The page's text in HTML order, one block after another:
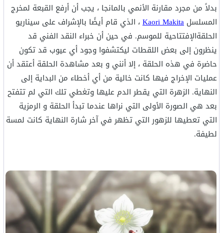
بدلاً من مجرد مقارنة الأنمي بالمانجا ، يجب أن أرفع القبعة لمخرج
المسلسل Kaori Makita، الذي قام أيضًا بالإشراف على سيناريو
الحلقةالإفتتاحية للموسم. في حين أن خبراء النقد الفني قد
ينظرون إلى بعض اللقطات ليكتشفوا وجود أي عيوب قد تكون
حاضرة في هذه الحلقة ، إلا أنني و بعد مشاهدة الحلقة أعتقد أن
عمليات الإخراج فيها كانت خالية من أي أخطاء من البداية إلى
النهاية. الزهرة التي يقطر الدم عليها وتغطي تلك التي لم تتفتح
بعد هي الصورة الأولى التي نراها عندما تبدأ الحلقة و الرمزية
التي تعطيها للزهور التي تظهر في آخر شارة النهاية كانت لمسة
لطيفة.